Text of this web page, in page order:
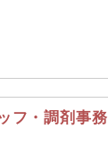
フ・調剤事務